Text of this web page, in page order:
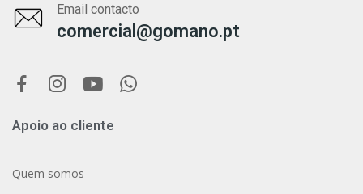
Email contacto
comercial@gomano.pt
Apoio ao cliente
Quem somos